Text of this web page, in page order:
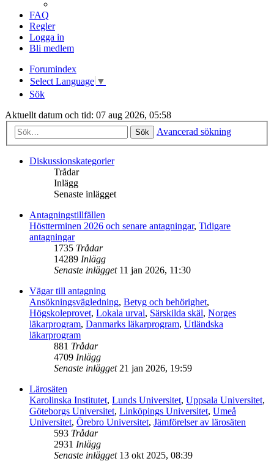
FAQ
Regler
Logga in
Bli medlem
Forumindex
Select Language ▼
Sök
Aktuellt datum och tid: 07 aug 2026, 05:58
Sök Avancerad sökning
Diskussionskategorier
Trådar
Inlägg
Senaste inlägget
Antagningstillfällen
Höstterminen 2026 och senare antagningar, Tidigare
antagningar
1735 Trådar
14289 Inlägg
Senaste inlägget 11 jan 2026, 11:30
Vägar till antagning
Ansökningsvägledning, Betyg och behörighet,
Högskoleprovet, Lokala urval, Särskilda skäl, Norges
läkarprogram, Danmarks läkarprogram, Utländska
läkarprogram
881 Trådar
4709 Inlägg
Senaste inlägget 21 jan 2026, 19:59
Lärosäten
Karolinska Institutet, Lunds Universitet, Uppsala Universitet,
Göteborgs Universitet, Linköpings Universitet, Umeå
Universitet, Örebro Universitet, Jämförelser av lärosäten
593 Trådar
2931 Inlägg
Senaste inlägget 13 okt 2025, 08:39